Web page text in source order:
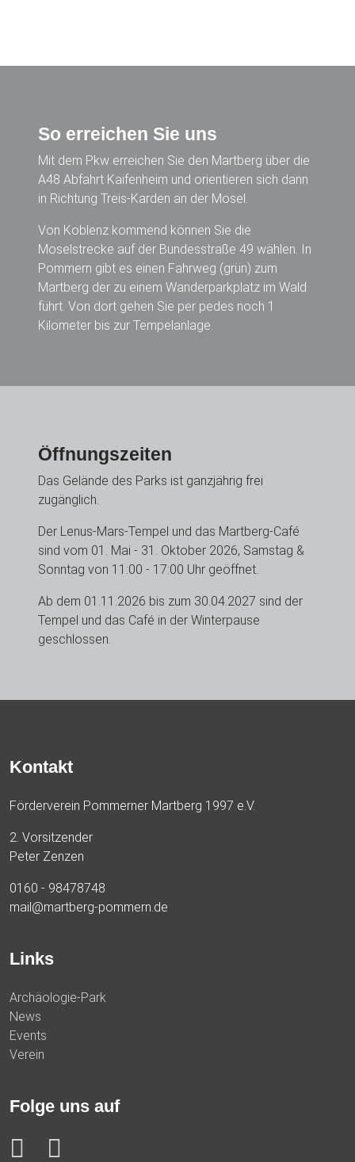
So erreichen Sie uns
Mit dem Pkw erreichen Sie den Martberg über die
A48 Abfahrt Kaifenheim und orientieren sich dann
in Richtung Treis-Karden an der Mosel.
Von Koblenz kommend können Sie die
Moselstrecke auf der Bundesstraße 49 wählen. In
Pommern gibt es einen Fahrweg (grün) zum
Martberg der zu einem Wanderparkplatz im Wald
führt. Von dort gehen Sie per pedes noch 1
Kilometer bis zur Tempelanlage.
Öffnungszeiten
Das Gelände des Parks ist ganzjährig frei
zugänglich.
Der Lenus-Mars-Tempel und das Martberg-Café
sind vom 01. Mai - 31. Oktober 2026, Samstag &
Sonntag von 11:00 - 17:00 Uhr geöffnet.
Ab dem 01.11.2026 bis zum 30.04.2027 sind der
Tempel und das Café in der Winterpause
geschlossen.
Kontakt
Förderverein Pommerner Martberg 1997 e.V.
2. Vorsitzender
Peter Zenzen
0160 - 98478748
mail@martberg-pommern.de
Links
Archäologie-Park
News
Events
Verein
Folge uns auf